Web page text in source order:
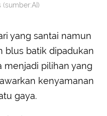
yang santai namun
blus batik dipadukan
menjadi pilihan yang
kenyamanan
gaya.